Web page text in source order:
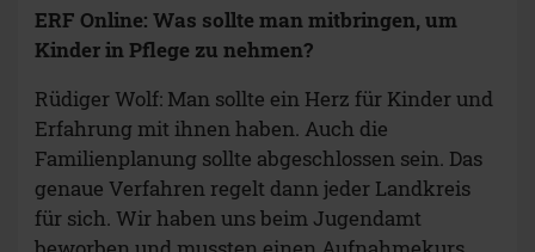
ERF Online: Was sollte man mitbringen, um
Kinder in Pflege zu nehmen?
Rüdiger Wolf: Man sollte ein Herz für Kinder und
Erfahrung mit ihnen haben. Auch die
Familienplanung sollte abgeschlossen sein. Das
genaue Verfahren regelt dann jeder Landkreis
für sich. Wir haben uns beim Jugendamt